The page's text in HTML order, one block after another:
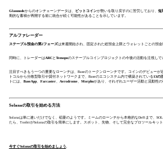
Glassnodeからのオンチェーンデータは、 ビットコインが勢いを取り戻すのに苦労しており、 短
期的な蓄積が再開する前に統合が続く可能性があることを示しています。
アルファレーダー
ステーブル預金の第2フェーズは来週開始され、固定された総預金上限とウォレットごとの預金
同時に、トレーダーはARCとTemopoのステーブルコインプロジェクトの今後の活動を注視して
注目すべきもう一つの重要なローンチは、Baseのトークンローンチです。コインのデビュー
トコルから分散型取引や貸付ネットワークまで、Baseのエコシステム内で構築されている13の
トには、 BaseApp、 Farcaster、 Aerodrome、 Morphoがあり、それぞれユーザー活動と流動性の
Solanaの取引を始める方法
Solanaは単に速いだけでなく、稲妻のようです。ミームのローンチから本格的なDeFiまで、
たら、ToobitがSolanaの取引を簡単にします。スポット、先物、そして完全なプロツールキット
今すぐSolanaの取引を始めましょう